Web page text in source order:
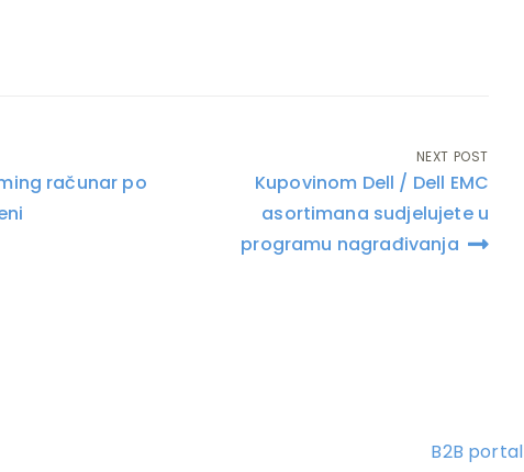
računar po
NEXT POST
Kupovinom Dell / Dell EMC
asortimana sudjelujete u
programu nagrađivanja
B2B portal